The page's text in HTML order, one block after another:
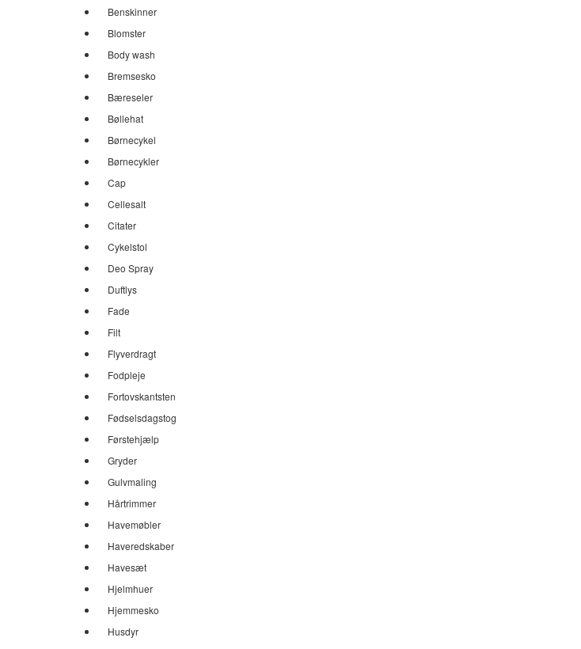
Benskinner
Blomster
Body wash
Bremsesko
Bæreseler
Bøllehat
Børnecykel
Børnecykler
Cap
Cellesalt
Citater
Cykelstol
Deo Spray
Duftlys
Fade
Filt
Flyverdragt
Fodpleje
Fortovskantsten
Fødselsdagstog
Førstehjælp
Gryder
Gulvmaling
Hårtrimmer
Havemøbler
Haveredskaber
Havesæt
Hjelmhuer
Hjemmesko
Husdyr